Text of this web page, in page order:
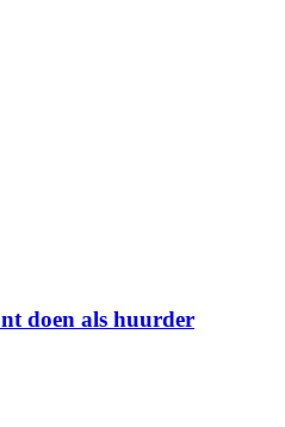
doen als huurder